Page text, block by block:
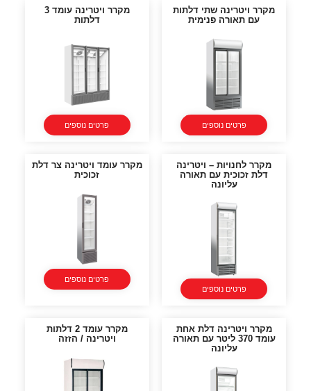
מקרר ויטרינה שתי דלתות
עם תאורה פנימית
פרטים נוספים
מקרר ויטרינה עומד 3
דלתות
פרטים נוספים
מקרר לחנויות – ויטרינה
דלת זכוכית עם תאורה
עליונה
פרטים נוספים
מקרר עומד ויטרינה צר דלת
זכוכית
פרטים נוספים
מקרר ויטרינה דלת אחת
עומד 370 ליטר עם תאורה
עליונה
מקרר עומד 2 דלתות
ויטרינה / הזזה